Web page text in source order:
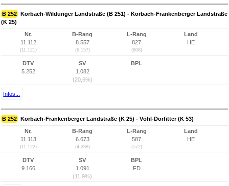
B 252 Korbach-Wildunger Landstraße (B 251) - Korbach-Frankenberger Landstraße
(K 25)
Nr.
11.112
(11.121)
B-Rang
8.557
(6.157)
L-Rang
827
(808)
Land
HE
DTV
5.252
SV
1.082
(20,6%)
BPL
Infos...
B 252 Korbach-Frankenberger Landstraße (K 25) - Vöhl-Dorfitter (K 53)
Nr.
11.113
(11.122)
B-Rang
6.673
(4.288)
L-Rang
587
(572)
Land
HE
DTV
9.166
SV
1.091
(11,9%)
BPL
FD